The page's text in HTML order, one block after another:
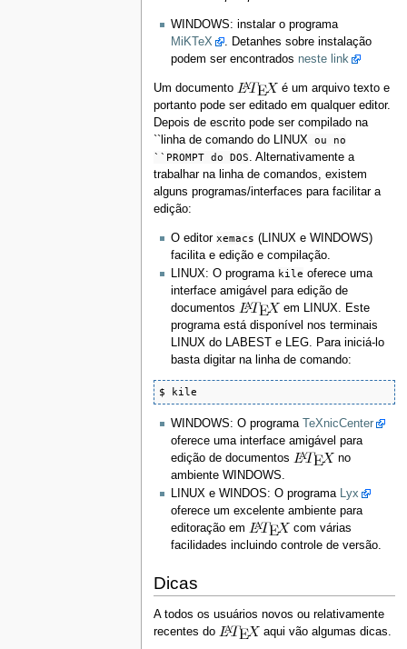
WINDOWS: instalar o programa
MiKTeX
. Detanhes sobre instalação
podem ser encontrados neste link
Um documento
é um arquivo texto e
portanto pode ser editado em qualquer editor.
Depois de escrito pode ser compilado na
``linha de comando do LINUXou no
``PROMPT do DOS. Alternativamente a
trabalhar na linha de comandos, existem
alguns programas/interfaces para facilitar a
edição:
O editor xemacs (LINUX e WINDOWS)
facilita e edição e compilação.
LINUX: O programa kile oferece uma
interface amigável para edição de
documentos
em LINUX. Este
programa está disponível nos terminais
LINUX do LABEST e LEG. Para iniciá-lo
basta digitar na linha de comando:
$ kile
WINDOWS: O programa
TeXnicCenter
oferece uma interface amigável para
edição de documentos
no
ambiente WINDOWS.
LINUX e WINDOS: O programa Lyx
oferece um excelente ambiente para
editoração em
com várias
facilidades incluindo controle de versão.
Dicas
A todos os usuários novos ou relativamente
recentes do
aqui vão algumas dicas.